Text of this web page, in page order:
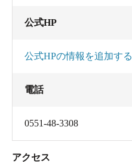
公式HP
公式HPの情報を追加する
電話
0551-48-3308
アクセス